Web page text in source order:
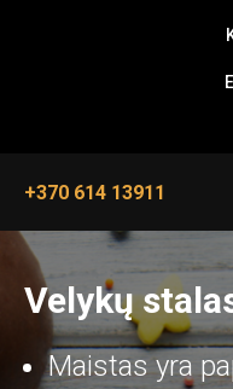
+370 614 13911
Velykų
Maistas yra